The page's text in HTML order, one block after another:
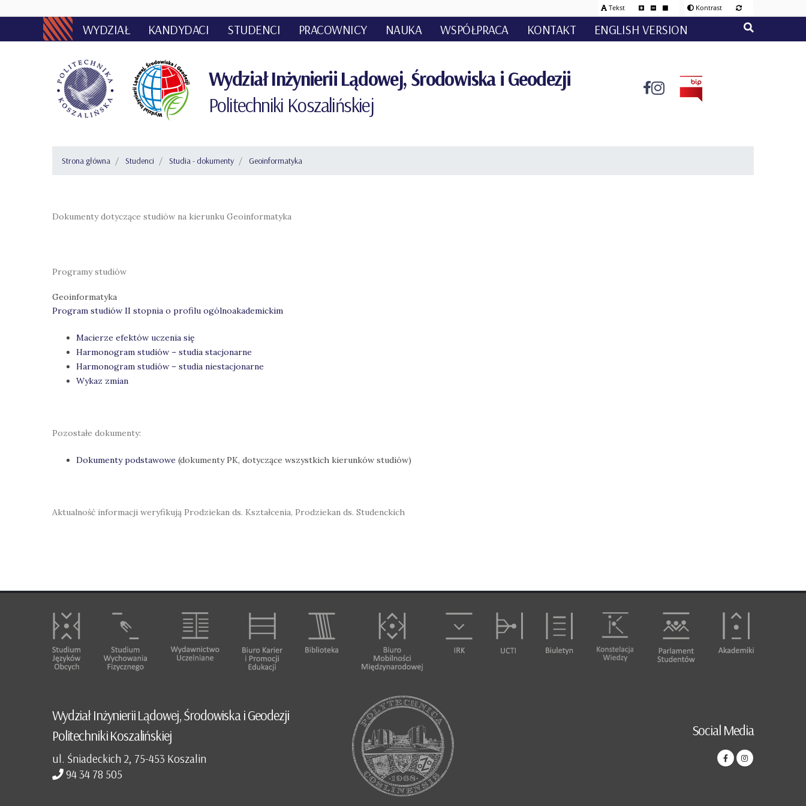
Tekst Kontrast
WYDZIAŁ KANDYDACI STUDENCI PRACOWNICY NAUKA WSPÓŁPRACA KONTAKT ENGLISH VERSION
Wydział Inżynierii Lądowej, Środowiska i Geodezji
Politechniki Koszalińskiej
Strona główna Studenci Studia - dokumenty Geoinformatyka
Dokumenty dotyczące studiów na kierunku Geoinformatyka
Programy studiów
Geoinformatyka
Program studiów II stopnia o profilu ogólnoakademickim
Macierze efektów uczenia się
Harmonogram studiów – studia stacjonarne
Harmonogram studiów – studia niestacjonarne
Wykaz zmian
Pozostałe dokumenty:
Dokumenty podstawowe (dokumenty PK, dotyczące wszystkich kierunków studiów)
Aktualność informacji weryfikują Prodziekan ds. Kształcenia, Prodziekan ds. Studenckich
Wydział Inżynierii Lądowej, Środowiska i Geodezji
Politechniki Koszalińskiej
ul. Śniadeckich 2, 75-453 Koszalin
94 34 78 505
Social Media